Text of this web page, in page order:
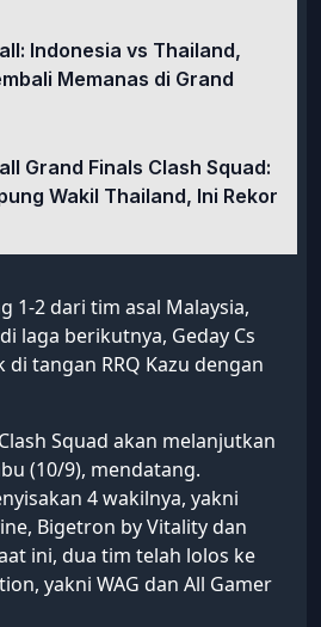
Indonesia vs Thailand,
Memanas di Grand
Grand Finals Clash Squad:
Wakil Thailand, Ini Rekor
1-2 dari tim asal Malaysia,
laga berikutnya, Geday Cs
tangan RRQ Kazu dengan
Clash Squad akan melanjutkan
(10/9), mendatang.
4 wakilnya, yakni
Bigetron by Vitality dan
ini, dua tim telah lolos ke
yakni WAG dan All Gamer